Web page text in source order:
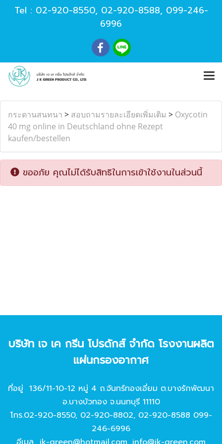
Tel : 02-920-8550, 02-920-8588, 099-246-
6996
กระดานสนทนา > สอบถามรายละเอียดเพิ่มเติม > Oxycotin
40 mg online in Deutschland ohne Rezept
kaufen/bestellen
ขออภัย คุณไม่ได้รับสิทธิในการเข้าใช้งานในส่วนนี้
บริษัท เจ เค กรีน โปรดักส์ จํากัด โรงงานผลิต
แผ่นกรองอากาศ
ที่อยู่ 136/11-10-12 หมู่ 4 ถ.จันทร์ทองเอี่ยม ต.บางรักพัฒนา
อ.บางบัวทอง จ.นนทบุรี 11110
โทร.02-920-8550, 02-920-8802, 02-920-8588 099-
246-6996